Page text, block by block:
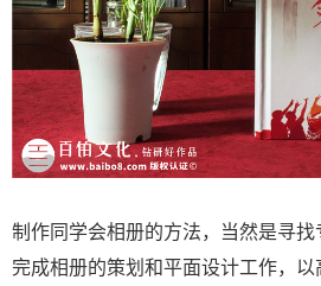
制作同学会相册的方法，当然是寻
完成相册的策划和平面设计工作，